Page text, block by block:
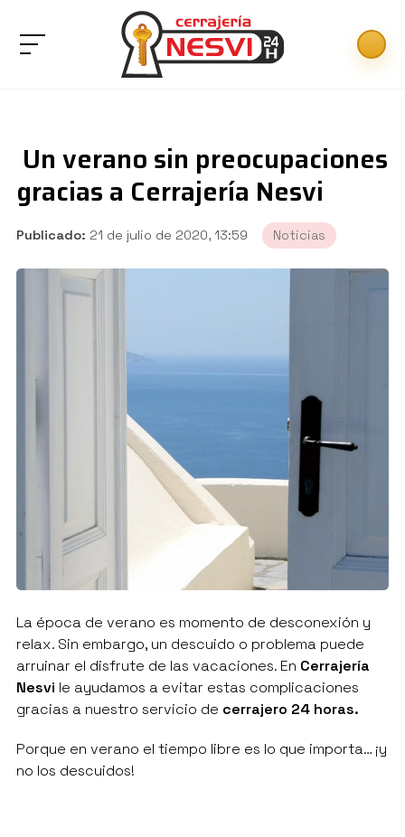
Un verano sin preocupaciones
gracias a Cerrajería Nesvi
Publicado: 21 de julio de 2020, 13:59 Noticias
La época de verano es momento de desconexión y
relax. Sin embargo, un descuido o problema puede
arruinar el disfrute de las vacaciones. En Cerrajería
Nesvi le ayudamos a evitar estas complicaciones
gracias a nuestro servicio de cerrajero 24 horas.
Porque en verano el tiempo libre es lo que importa… ¡y
no los descuidos!